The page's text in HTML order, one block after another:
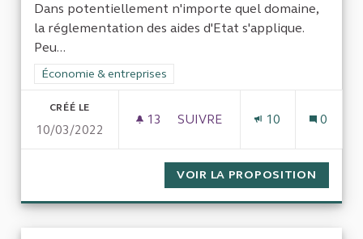
Dans potentiellement n'importe quel domaine,
la réglementation des aides d'Etat s'applique.
Peu...
Filtrer les résultats de la catégorie : Économie & entreprises
Économie & entreprises
CRÉÉ LE
10/03/2022
13 13 ABONNÉS
SUIVRE
10 0
VOIR LA PROPOSITION